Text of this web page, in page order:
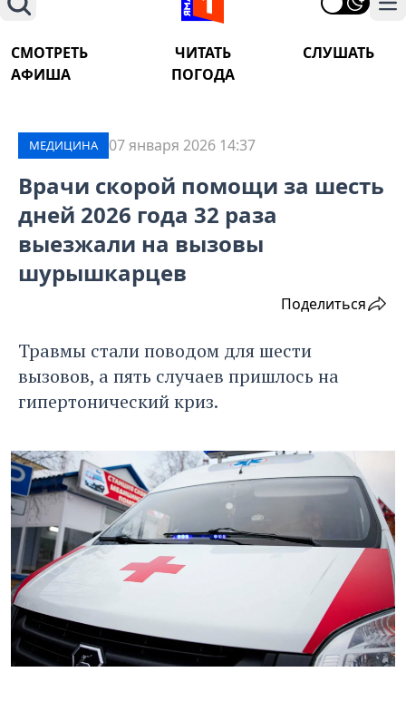
Поиск
СМОТРЕТЬ ЧИТАТЬ
СЛУШАТЬ
АФИША
ПОГОДА
МЕДИЦИНА 07 января 2026 14:37
Врачи скорой помощи за шесть
дней 2026 года 32 раза
выезжали на вызовы
шурышкарцев
Поделиться
Травмы стали поводом для шести
вызовов, а пять случаев пришлось на
гипертонический криз.